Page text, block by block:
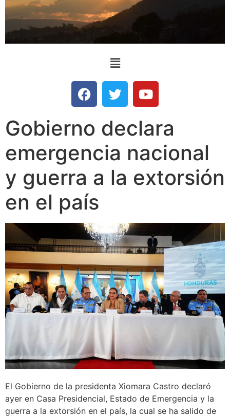
Gobierno declara
emergencia nacional
y guerra a la extorsión
en el país
El Gobierno de la presidenta Xiomara Castro declaró
ayer en Casa Presidencial, Estado de Emergencia y la
guerra a la extorsión en el país, la cual se ha salido de